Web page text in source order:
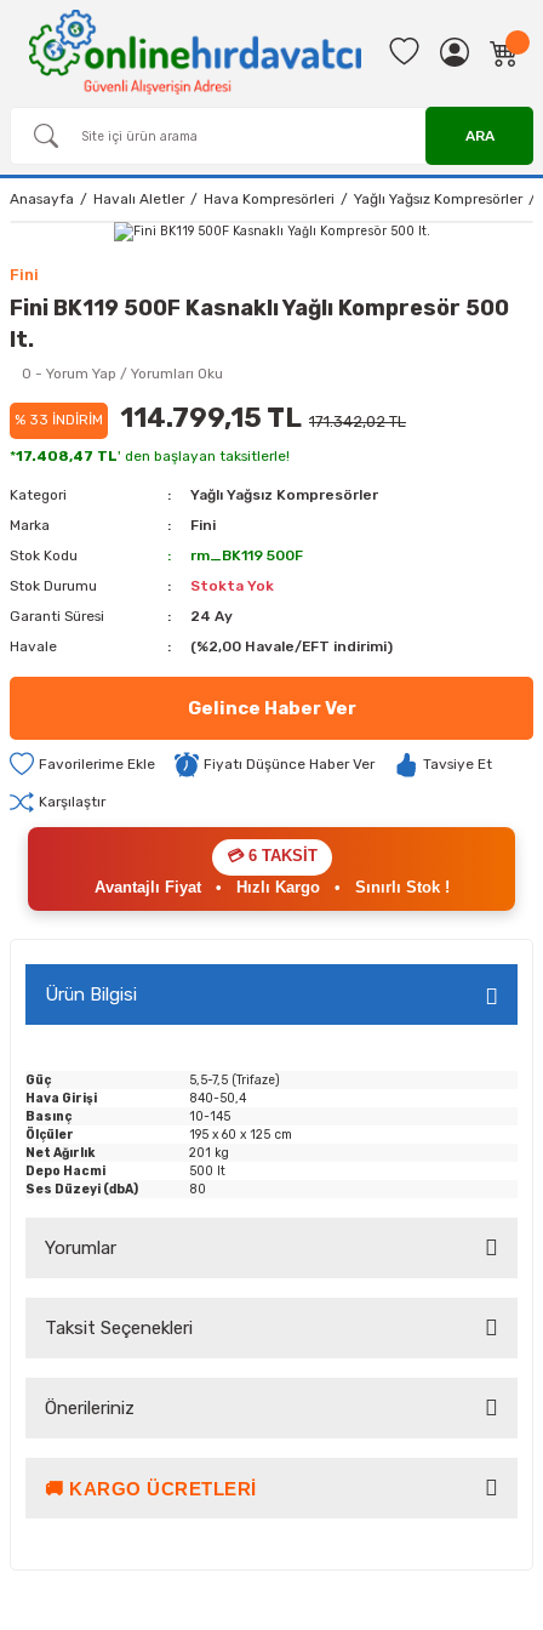
ARA
Anasayfa Havalı Aletler Hava Kompresörleri Yağlı Yağsız Kompresörler
Fini
Fini BK119 500F Kasnaklı Yağlı Kompresör 500
lt.
0 - Yorum Yap / Yorumları Oku
% 33 İNDİRİM 114.799,15 TL 171.342,02 TL
*17.408,47 TL' den başlayan taksitlerle!
Kategori
Yağlı Yağsız Kompresörler
Marka
Fini
Stok Kodu
rm_BK119 500F
Stok Durumu
Stokta Yok
Garanti Süresi
24 Ay
Havale
(%2,00 Havale/EFT indirimi)
Gelince Haber Ver
Fiyatı Düşünce Haber Ver Tavsiye Et
Karşılaştır
💳 6 TAKSİT
Avantajlı Fiyat• Hızlı Kargo• Sınırlı Stok !
Ürün Bilgisi
Güç
5,5-7,5 (Trifaze)
Hava Girişi
840-50,4
Basınç
10-145
Ölçüler
195 x 60 x 125 cm
Net Ağırlık
201 kg
Depo Hacmi
500 lt
Ses Düzeyi (dbA)
80
Yorumlar
Taksit Seçenekleri
Önerileriniz
Bu ürünün fiyat bilgisi, resim, ürün açıklamalarında ve diğer
🚚 KARGO ÜCRETLERI